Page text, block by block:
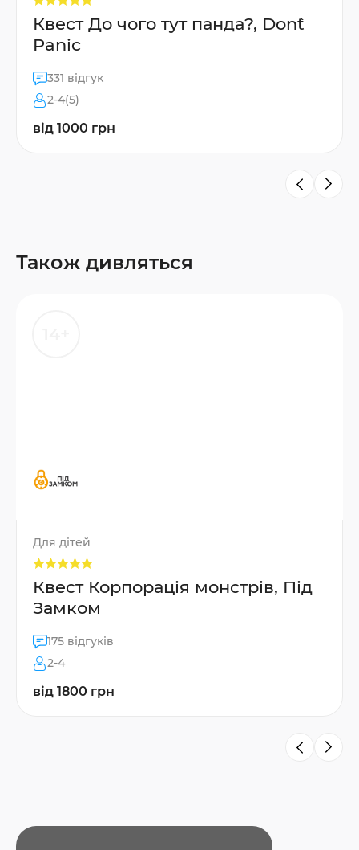
Квест До чого тут панда?, Don`t
Panic
331 відгук
2-4(5)
від 1000 грн
Також дивляться
Для дітей
Квест Корпорація монстрів, Під
Замком
175 відгуків
2-4
від 1800 грн